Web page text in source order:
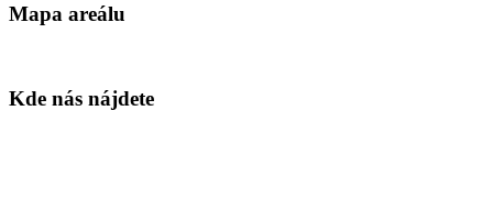
Mapa areálu
Kde nás nájdete